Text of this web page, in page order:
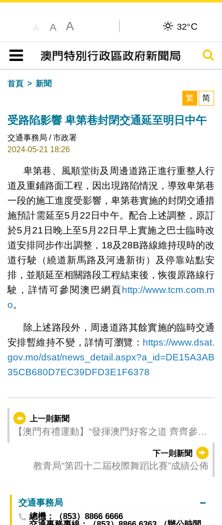
A A A 32°C
目錄
搜尋
首頁
新聞
繁
简
受路陷影響 卑第巷封閉交通延至明日中午
交通事務局 / 市政署
2024-05-21 18:26
卑第巷、風順堂街及周邊道路正進行重整人行
道及重鋪路面工程，因出現路陷情況，導致卑第巷
一段的施工進度受影響，卑第巷實施的封閉交通措
施預計需延至5月22日中午。配合上述調整，原訂
於5月21日晚上至5月22日早上實施之巴士臨時改
道安排同步作出調整，18及28B路線維持現時的改
道行駛（繞道新馬路及河邊新街）及停靠站點安
排，並順延至相關路段工程結束後，恢復原路線行
駛，詳情可參閱澳巴網頁http://www.tcm.com.m
o。
除上述路段外，周邊道路其餘實施的臨時交通
安排暫維持不變，詳情可瀏覽： https://www.dsat.
gov.mo/dsat/news_detail.aspx?a_id=DE15A3AB
35CB680D7EC39DFD3E1F6378
上一則新聞
【澳門有禮運動】“發揮澳門好客之道 齊齊參與
做旅遊大使”系列培訓今啟動 持續提升旅遊形象
與服務質量
下一則新聞
教青局“第四十二屆校際舞蹈比賽”成績公佈
交通事務局
總機：（853）8866 6666